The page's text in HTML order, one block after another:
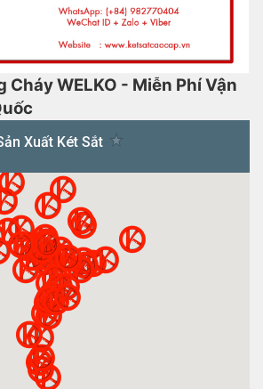
Cháy WELKO - Miễn Phí Vận